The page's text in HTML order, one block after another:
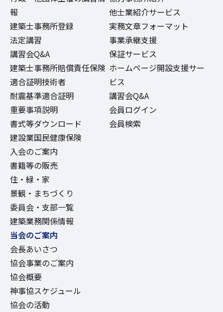
報
建築士事務所登録
法定講習
講習会Q&A
建築士事務所賠償責任保険
適合証明技術者
耐震基準適合証明
重要事項説明
書式等ダウンロード
建設業国民健康保険
入会のご案内
書籍等の販売
住・緑・家
景観・まちづくり
委員会・支部一覧
建築業務関係情報
他士業紹介サービス
実務文章フォーマット
事業承継支援
保証サービス
ホームページ開設支援サー
ビス
講習会Q&A
会員ログイン
会員検索
当会のご案内
会長あいさつ
協会事業のご案内
協会概要
神事協スケジュール
協会の活動